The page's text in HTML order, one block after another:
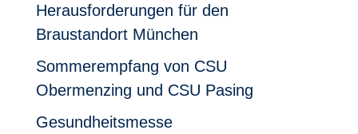
Herausforderungen für den
Braustandort München
Sommerempfang von CSU
Obermenzing und CSU Pasing
Gesundheitsmesse